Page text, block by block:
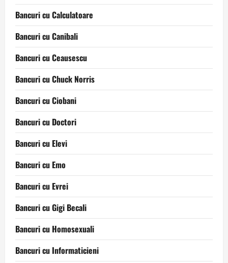
Bancuri cu Calculatoare
Bancuri cu Canibali
Bancuri cu Ceausescu
Bancuri cu Chuck Norris
Bancuri cu Ciobani
Bancuri cu Doctori
Bancuri cu Elevi
Bancuri cu Emo
Bancuri cu Evrei
Bancuri cu Gigi Becali
Bancuri cu Homosexuali
Bancuri cu Informaticieni